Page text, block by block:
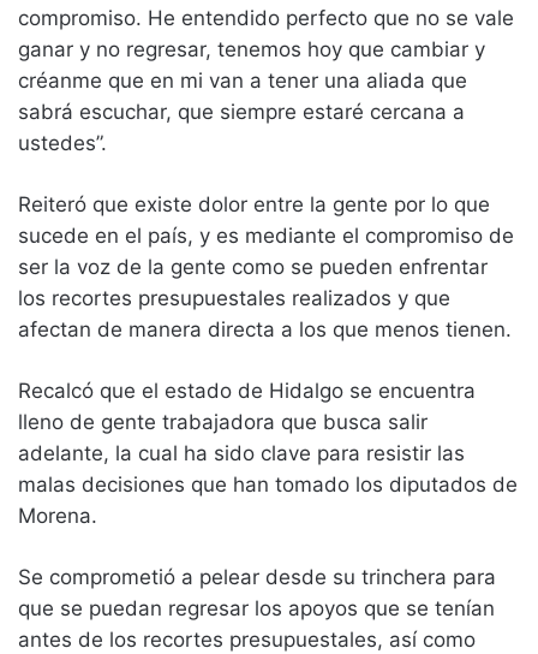
compromiso. He entendido perfecto que no se vale
ganar y no regresar, tenemos hoy que cambiar y
créanme que en mi van a tener una aliada que
sabrá escuchar, que siempre estaré cercana a
ustedes”.
Reiteró que existe dolor entre la gente por lo que
sucede en el país, y es mediante el compromiso de
ser la voz de la gente como se pueden enfrentar
los recortes presupuestales realizados y que
afectan de manera directa a los que menos tienen.
Recalcó que el estado de Hidalgo se encuentra
lleno de gente trabajadora que busca salir
adelante, la cual ha sido clave para resistir las
malas decisiones que han tomado los diputados de
Morena.
Se comprometió a pelear desde su trinchera para
que se puedan regresar los apoyos que se tenían
antes de los recortes presupuestales, así como